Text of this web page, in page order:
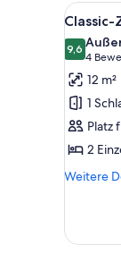
Alle
Fotos
für
Classic-
4
9,69,6 von
4
(4
12 m²
1
Platz
2
Weitere
Weitere